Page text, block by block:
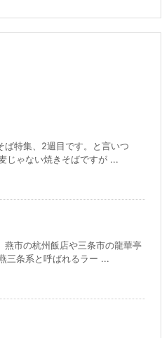
ば特集、2週目です。と言いつ
じゃない焼きそばですが ...
燕市の杭州飯店や三条市の龍華亭
三条系と呼ばれるラー ...